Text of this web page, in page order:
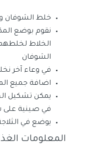
خلط الشوفان و
نقوم بوضع
الخلاط
الشوفان
في وعاء آخر
اضافة جميع
يمكن تشكيل
في صينية على
يوضع في الثلاجة
المعلومات